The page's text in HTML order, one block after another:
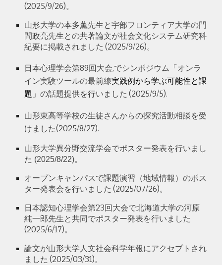
(2025/9/26)。
山形大学の本多薫先生と宇部フロンティア大学の門
間政亮先生との共著論文が社会文化システム研究科
紀要に掲載されました (2025/9/26)。
日本心理学会第89回大会,でシンポジウム「オンラ
イン実験ツールの最前線実践例から学ぶ可能性と課
題 」の話題提供を行いました (2025/9/5).
山形東高等学校の生徒さんからの探究活動相談を受
けました(2025/8/27).
山形大学異分野交流学会でポスター発表を行いまし
た (2025/8/22)。
オープンキャンパスで課題演習（地域情報）のポス
ター発表会を行いました (2025/07/26)。
日本認知心理学会第23回大会で北海道大学の河原
純一郎先生と共同でポスター発表を行いました
(2025/6/17)。
論文が山形大学人文社会科学年報にアクセプトされ
ました (2025/03/31)。